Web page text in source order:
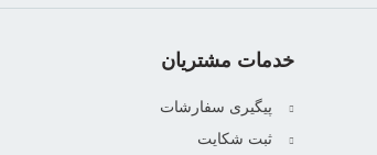
خدمات مشتریان
پیگیری سفارشات
ثبت شکایت